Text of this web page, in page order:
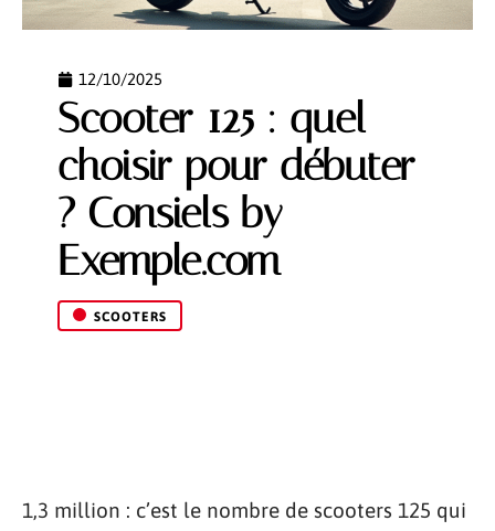
12/10/2025
Scooter 125 : quel
choisir pour débuter
? Consiels by
Exemple.com
SCOOTERS
1,3 million : c’est le nombre de scooters 125 qui